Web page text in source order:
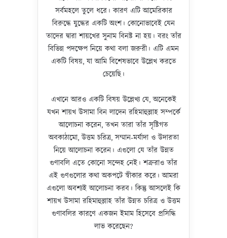
সর্বমহলে তুলে ধরে। কারণ এটি আমেরিকার
বিরুদ্ধে যুদ্ধের একটি অংশ। কোনোভাবেই যেন
তাদের দ্বারা শায়খের সুনাম বিনষ্ট না হয়। বরং তাঁর
বিভিন্ন পদক্ষেপ নিয়ে কথা বলা জরুরী। এটি এমন
একটি বিষয়, যা আমি বিশেষভাবে উল্লেখ করতে
চেয়েছি।
এখানে আরও একটি বিষয় উল্লেখ্য যে, অনেকেই
যখন শায়খ উসামা বিন লাদেন রহিমাহুল্লাহ সম্পর্কে
আলোচনা করেন, তখন তারা তাঁর সৃষ্টিগত
অবকাঠামো, উত্তম চরিত্র, সম্মান-মর্যাদা ও উদারতা
নিয়ে আলোচনা করেন। এগুলো যে তাঁর উন্নত
গুণাবলি এতে কোনো সন্দেহ নেই। শত্রুরাও তাঁর
এই গুণগুলোর কথা অকপটে স্বীকার করে। আমরা
এগুলো অবশ্যই আলোচনা করব। কিন্তু আসলেই কি
শায়খ উসামা রহিমাহুল্লাহ তাঁর উন্নত চরিত্র ও উত্তম
গুণাবলির কারণে একজন ইমাম হিসেবে প্রসিদ্ধি
লাভ করেছেন?